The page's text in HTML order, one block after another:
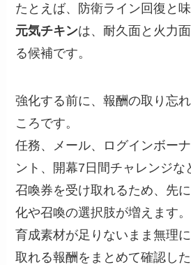
たとえば、防衛ライン回復と
元気チキンは、耐久面と火力
る候補です。
強化する前に、報酬の取り忘
ころです。
任務、メール、ログインボー
ント、開幕7日間チャレンジな
召喚券を受け取れるため、先
化や召喚の選択肢が増えます。
育成素材が足りないまま無理
取れる報酬をまとめて確認し